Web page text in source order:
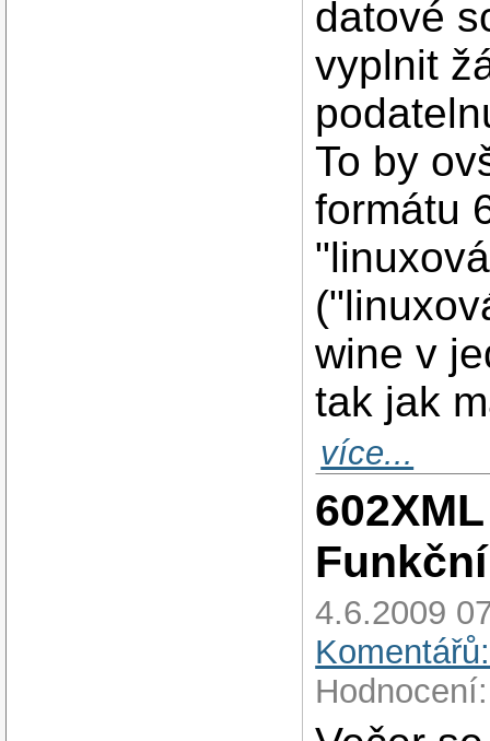
datové
vyplnit
To by
formátu
wine v
tak jak
více...
4.6.2009